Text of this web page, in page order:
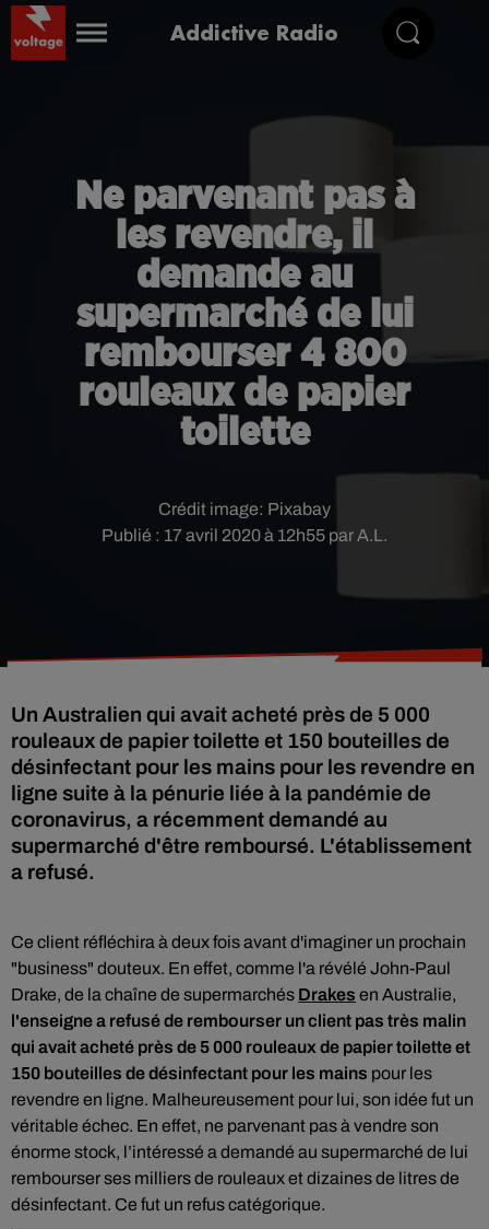
Addictive Radio
Ne parvenant pas à
les revendre, il
demande au
supermarché de lui
rembourser 4 800
rouleaux de papier
toilette
Publié : 17 avril 2020 à 12h55 par A.L.
Crédit image: Pixabay
Un Australien qui avait acheté près de 5 000
rouleaux de papier toilette et 150 bouteilles de
désinfectant pour les mains pour les revendre en
ligne suite à la pénurie liée à la pandémie de
coronavirus, a récemment demandé au
supermarché d'être remboursé. L'établissement
a refusé.
Ce client réfléchira à deux fois avant d'imaginer un prochain
"business" douteux. En effet, comme l'a révélé John-Paul
Drake, de la chaîne de supermarchés Drakes en Australie,
l'enseigne a refusé de rembourser un client pas très malin
qui avait acheté près de 5 000 rouleaux de papier toilette et
150 bouteilles de désinfectant pour les mains pour les
revendre en ligne. Malheureusement pour lui, son idée fut un
véritable échec. En effet, ne parvenant pas à vendre son
énorme stock, l’intéressé a demandé au supermarché de lui
rembourser ses milliers de rouleaux et dizaines de litres de
désinfectant. Ce fut un refus catégorique.